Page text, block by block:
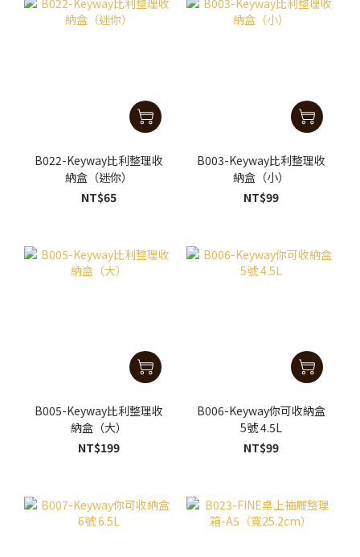
B022-Keyway比利整理收
納盒（迷你）
NT$65
B003-Keyway比利整理收
納盒（小）
NT$99
B005-Keyway比利整理收
納盒（大）
NT$199
B006-Keyway你可收納盒
5號 4.5L
NT$99